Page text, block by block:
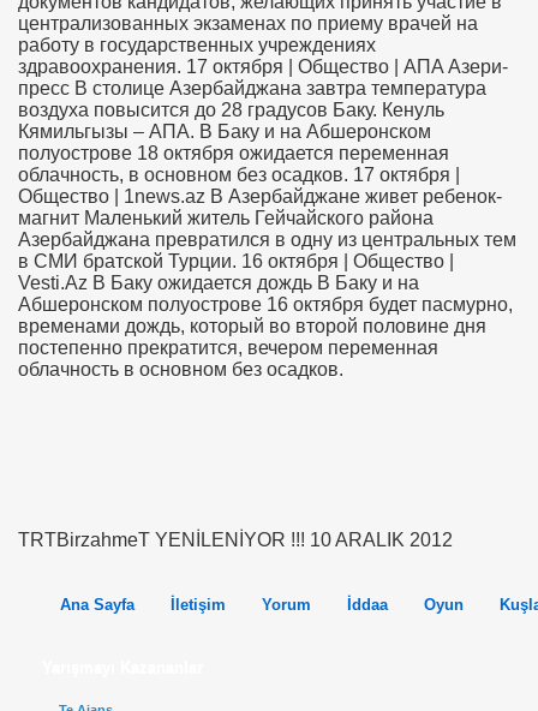
централизованных экзаменах по приему врачей на
работу в государственных учреждениях
здравоохранения. 17 октября | Общество | AПA Азери-
пресс В столице Азербайджана завтра температура
воздуха повысится до 28 градусов Баку. Кенуль
Кямильгызы – АПА. В Баку и на Абшеронском
полуострове 18 октября ожидается переменная
облачность, в основном без осадков. 17 октября |
Общество | 1news.az В Азербайджане живет ребенок-
магнит Маленький житель Гейчайского района
Азербайджана превратился в одну из центральных тем
в СМИ братской Турции. 16 октября | Общество |
Vesti.Az В Баку ожидается дождь В Баку и на
Абшеронском полуострове 16 октября будет пасмурно,
временами дождь, который во второй половине дня
постепенно прекратится, вечером переменная
облачность в основном без осадков.
TRTBirzahmeT YENİLENİYOR !!! 10 ARALIK 2012
Ana Sayfa İletişim Yorum İddaa Oyun